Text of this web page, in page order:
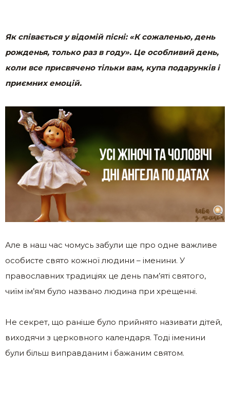
Як співається у відомій пісні: «К сожаленью, день
рожденья, только раз в году». Це особливий день,
коли все присвячено тільки вам, купа подарунків і
приємних емоцій.
Але в наш час чомусь забули ще про одне важливе
особисте свято кожної людини – іменини. У
православних традиціях це день пам’яті святого,
чиїм ім’ям було названо людина при хрещенні.
Не секрет, що раніше було прийнято називати дітей,
виходячи з церковного календаря. Тоді іменини
були більш виправданим і бажаним святом.